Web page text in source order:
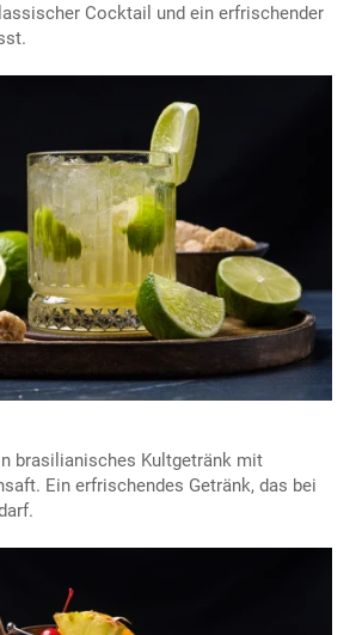
Cocktail und ein erfrischender
brasilianisches Kultgetränk mit
Ein erfrischendes Getränk, das bei